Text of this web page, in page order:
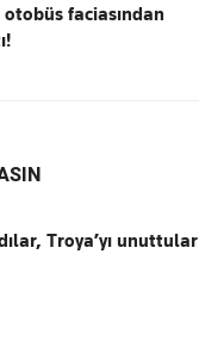
otobüs faciasından
Troya’yı unuttular